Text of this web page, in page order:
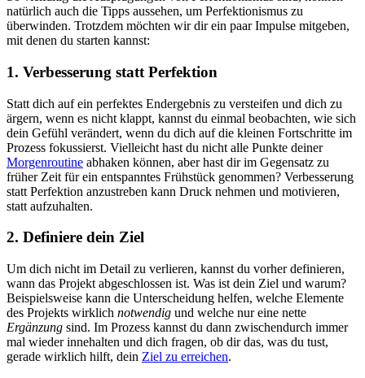
natürlich auch die Tipps aussehen, um Perfektionismus zu
überwinden. Trotzdem möchten wir dir ein paar Impulse mitgeben,
mit denen du starten kannst:
1. Verbesserung statt Perfektion
Statt dich auf ein perfektes Endergebnis zu versteifen und dich zu
ärgern, wenn es nicht klappt, kannst du einmal beobachten, wie sich
dein Gefühl verändert, wenn du dich auf die kleinen Fortschritte im
Prozess fokussierst. Vielleicht hast du nicht alle Punkte deiner
Morgenroutine abhaken können, aber hast dir im Gegensatz zu
früher Zeit für ein entspanntes Frühstück genommen? Verbesserung
statt Perfektion anzustreben kann Druck nehmen und motivieren,
statt aufzuhalten.
2. Definiere dein Ziel
Um dich nicht im Detail zu verlieren, kannst du vorher definieren,
wann das Projekt abgeschlossen ist. Was ist dein Ziel und warum?
Beispielsweise kann die Unterscheidung helfen, welche Elemente
des Projekts wirklich notwendig und welche nur eine nette
Ergänzung sind. Im Prozess kannst du dann zwischendurch immer
mal wieder innehalten und dich fragen, ob dir das, was du tust,
gerade wirklich hilft, dein Ziel zu erreichen.